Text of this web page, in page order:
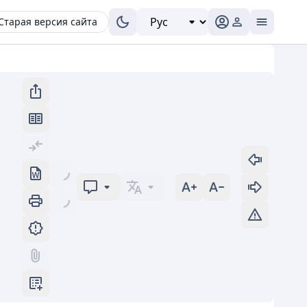
версия сайта